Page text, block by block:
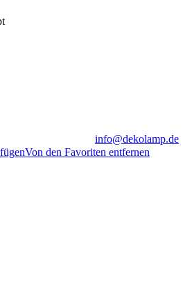
info@dekolamp.de
Von den Favoriten entfernen